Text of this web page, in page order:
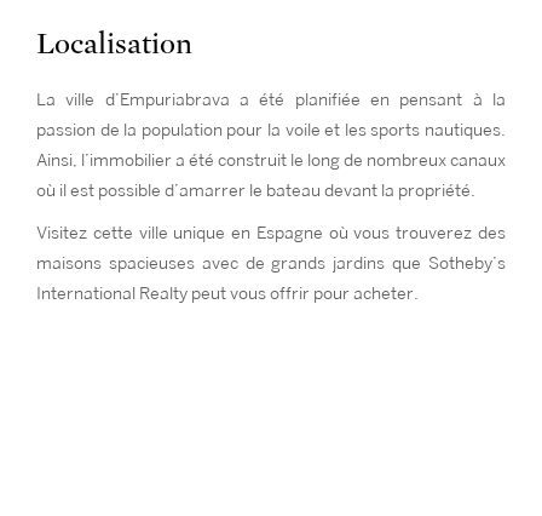
Localisation
La ville d’Empuriabrava a été planifiée en pensant à la
passion de la population pour la voile et les sports nautiques.
Ainsi, l’immobilier a été construit le long de nombreux canaux
où il est possible d’amarrer le bateau devant la propriété.
Visitez cette ville unique en Espagne où vous trouverez des
maisons spacieuses avec de grands jardins que Sotheby’s
International Realty peut vous offrir pour acheter.